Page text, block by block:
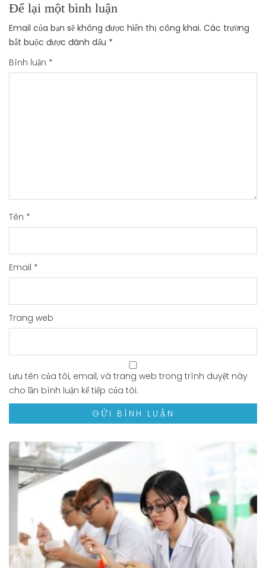
Để lại một bình luận
Email của bạn sẽ không được hiển thị công khai. Các trường
bắt buộc được đánh dấu *
Bình luận *
Tên *
Email *
Trang web
Lưu tên của tôi, email, và trang web trong trình duyệt này
cho lần bình luận kế tiếp của tôi.